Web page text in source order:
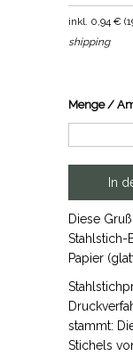
inkl. 0,94 € (
shipping
Menge /
Diese
Stahlstich-
Papier
stammt:
Stichels